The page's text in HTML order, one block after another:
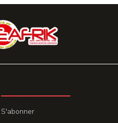
S'abonner